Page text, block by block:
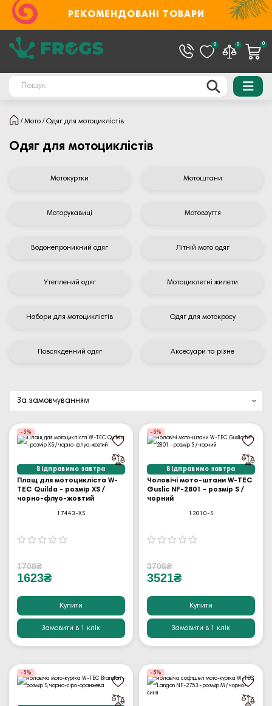
РЕКОМЕНДОВАНІ ТОВАРИ
0 0 0
Мото Одяг для мотоциклістів
Одяг для мотоциклістів
Мотокуртки Мотоштани
Моторукавиці Мотовзуття
Водонепроникний одяг Літній мото одяг
Утеплений одяг Мотоциклетні жилети
Набори для мотоциклістів Одяг для мотокросу
Повсякденний одяг Аксесуари та різне
-5%
Відправимо завтра
Плащ для мотоцикліста W-
TEC Quilda - розмір XS /
чорно-флуо-жовтий
17443-XS
1708₴
1623₴
Купити
Замовити в 1 клік
-5%
Відправимо завтра
Чоловічі мото-штани W-TEC
Guslic NF-2801 - розмір S /
чорний
12010-S
3706₴
3521₴
Купити
Замовити в 1 клік
-5% -5%